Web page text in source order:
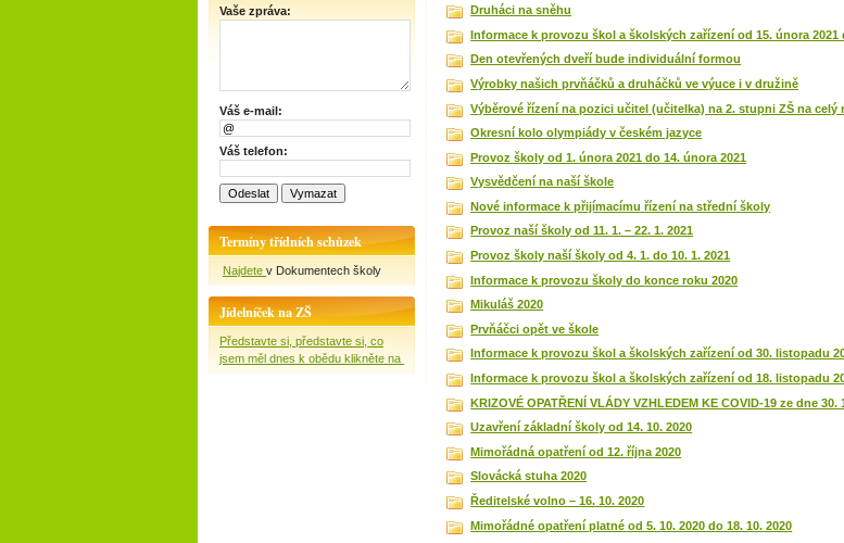
Vaše zpráva:
Váš e-mail:
Váš telefon:
Termíny třídních schůzek
Najdete v Dokumentech školy
Jídelníček na ZŠ
Představte si, představte si, co
jsem měl dnes k obědu klikněte na
Druháci na sněhu
Informace k provozu škol a školských zařízení od 15. února 2021
Den otevřených dveří bude individuální formou
Výrobky našich prvňáčků a druháčků ve výuce i v družině
Výběrové řízení na pozici učitel (učitelka) na 2. stupni ZŠ na celý
Okresní kolo olympiády v českém jazyce
Provoz školy od 1. února 2021 do 14. února 2021
Vysvědčení na naší škole
Nové informace k přijímacímu řízení na střední školy
Provoz naší školy od 11. 1. – 22. 1. 2021
Provoz školy naší školy od 4. 1. do 10. 1. 2021
Informace k provozu školy do konce roku 2020
Mikuláš 2020
Prvňáčci opět ve škole
Informace k provozu škol a školských zařízení od 30. listopadu
Informace k provozu škol a školských zařízení od 18. listopadu
KRIZOVÉ OPATŘENÍ VLÁDY VZHLEDEM KE COVID-19 ze dne 30.
Uzavření základní školy od 14. 10. 2020
Mimořádná opatření od 12. října 2020
Slovácká stuha 2020
Ředitelské volno – 16. 10. 2020
Mimořádné opatření platné od 5. 10. 2020 do 18. 10. 2020